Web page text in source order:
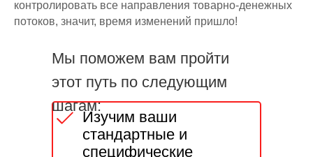
контролировать все направления товарно-денежных
потоков, значит, время изменений пришло!
Изучим ваши
стандартные и
специфические
Мы поможем вам пройти
этот путь по следующим
шагам: